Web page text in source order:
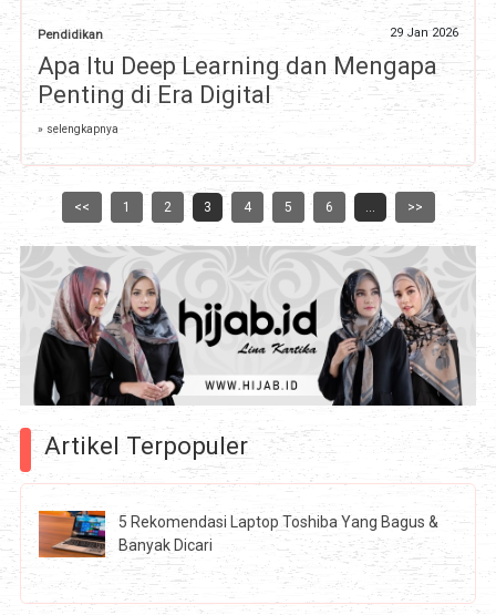
Pendidikan 29 Jan 2026
Apa Itu Deep Learning dan Mengapa
Penting di Era Digital
» selengkapnya
<< 1 2 3 4 5 6 ... >>
Artikel Terpopuler
5 Rekomendasi Laptop Toshiba Yang Bagus &
Banyak Dicari